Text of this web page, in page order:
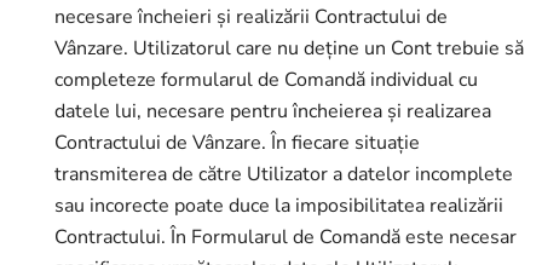
necesare încheieri și realizării Contractului de
Vânzare. Utilizatorul care nu deține un Cont trebuie să
completeze formularul de Comandă individual cu
datele lui, necesare pentru încheierea și realizarea
Contractului de Vânzare. În fiecare situație
transmiterea de către Utilizator a datelor incomplete
sau incorecte poate duce la imposibilitatea realizării
Contractului. În Formularul de Comandă este necesar